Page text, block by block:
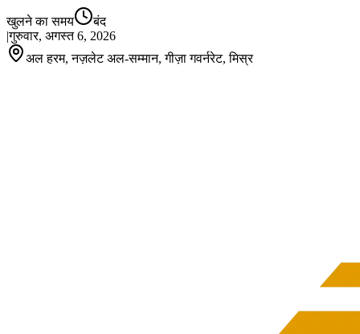
खुलने का समय
बंद
|गुरुवार, अगस्त 6, 2026
अल हरम, नज़लेट अल-सम्मान, गीज़ा गवर्नरेट, मिस्र